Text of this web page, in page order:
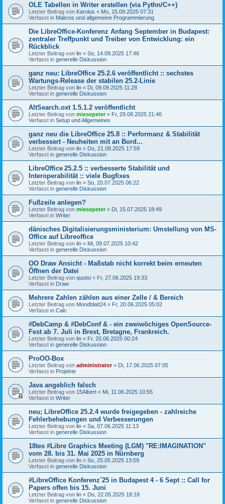
OLE Tabellen in Writer erstellen (via Pythn/C++)
Letzter Beitrag von Karolus « Mo, 15.09.2025 07:31
Verfasst in Makros und allgemeine Programmierung
Die LibreOffice-Konferenz Anfang September in Budapest:
zentraler Treffpunkt und Treiber von Entwicklung: ein
Rückblick
Letzter Beitrag von lin « So, 14.09.2025 17:46
Verfasst in generelle Diskussion
ganz neu: LibreOffice 25.2.6 veröffentlicht :: sechstes
Wartungs-Release der stabilen 25.2-Linie
Letzter Beitrag von lin « Di, 09.09.2025 11:28
Verfasst in generelle Diskussion
AltSearch.oxt 1.5.1.2 veröffentlicht
Letzter Beitrag von miesepeter« Fr, 29.08.2025 21:46
Verfasst in Setup und Allgemeines
ganz neu die LibreOffice 25.8 :: Performanz & Stabilität
verbessert - Neuheiten mit an Bord...
Letzter Beitrag von lin « Do, 21.08.2025 17:59
Verfasst in generelle Diskussion
LibreOffice 25.2.5 :: verbesserte Stabilität und
Interoperabilität :: viele Bugfixes
Letzter Beitrag von lin « So, 20.07.2025 06:22
Verfasst in generelle Diskussion
Fußzeile anlegen?
Letzter Beitrag von miesepeter« Di, 15.07.2025 18:49
Verfasst in Writer
dänisches Digitalisierungsministerium: Umstellung von MS-
Office auf Libreoffice
Letzter Beitrag von lin « Mi, 09.07.2025 10:42
Verfasst in generelle Diskussion
OO Draw Ansicht - Maßstab nicht korrekt beim erneuten
Öffnen der Datei
Letzter Beitrag von quotsi « Fr, 27.06.2025 19:33
Verfasst in Draw
Mehrere Zahlen zählen aus einer Zelle / & Bereich
Letzter Beitrag von Mondblatt24 « Fr, 20.06.2025 05:02
Verfasst in Calc
#DebCamp & #DebConf & - ein zweiwöchiges OpenSource-
Fest ab 7. Juli in Brest, Bretagne, Frankreich.
Letzter Beitrag von lin « Fr, 20.06.2025 00:24
Verfasst in generelle Diskussion
ProOO-Box
Letzter Beitrag von administrator« Di, 17.06.2025 07:05
Verfasst in Projekte
Java angeblich falsch
Letzter Beitrag von 15Albert « Mi, 11.06.2025 10:55
Verfasst in Writer
neu; LibreOffice 25.2.4 wurde freigegeben - zahlreiche
Fehlerbehebungen und Verbesserungen
Letzter Beitrag von lin « Sa, 07.06.2025 11:13
Verfasst in generelle Diskussion
18tes #Libre Graphics Meeting (LGM) "RE:IMAGINATION"
vom 28. bis 31. Mai 2025 in Nürnberg
Letzter Beitrag von lin « So, 25.05.2025 13:59
Verfasst in generelle Diskussion
#LibreOffice Konferenz´25 in Budapest 4 - 6 Sept :: Call for
Papers offen bis 15. Juni
Letzter Beitrag von lin « Do, 22.05.2025 18:18
Verfasst in generelle Diskussion